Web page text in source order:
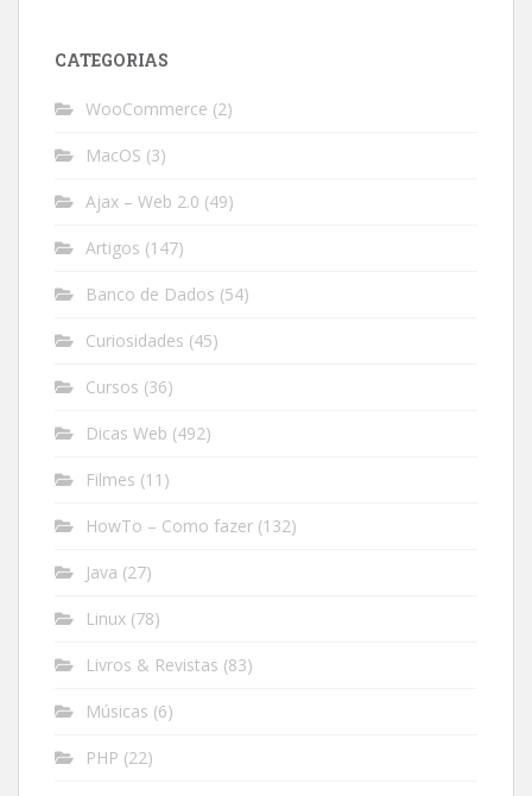
CATEGORIAS
WooCommerce (2)
MacOS (3)
Ajax – Web 2.0 (49)
Artigos (147)
Banco de Dados (54)
Curiosidades (45)
Cursos (36)
Dicas Web (492)
Filmes (11)
HowTo – Como fazer (132)
Java (27)
Linux (78)
Livros & Revistas (83)
Músicas (6)
PHP (22)